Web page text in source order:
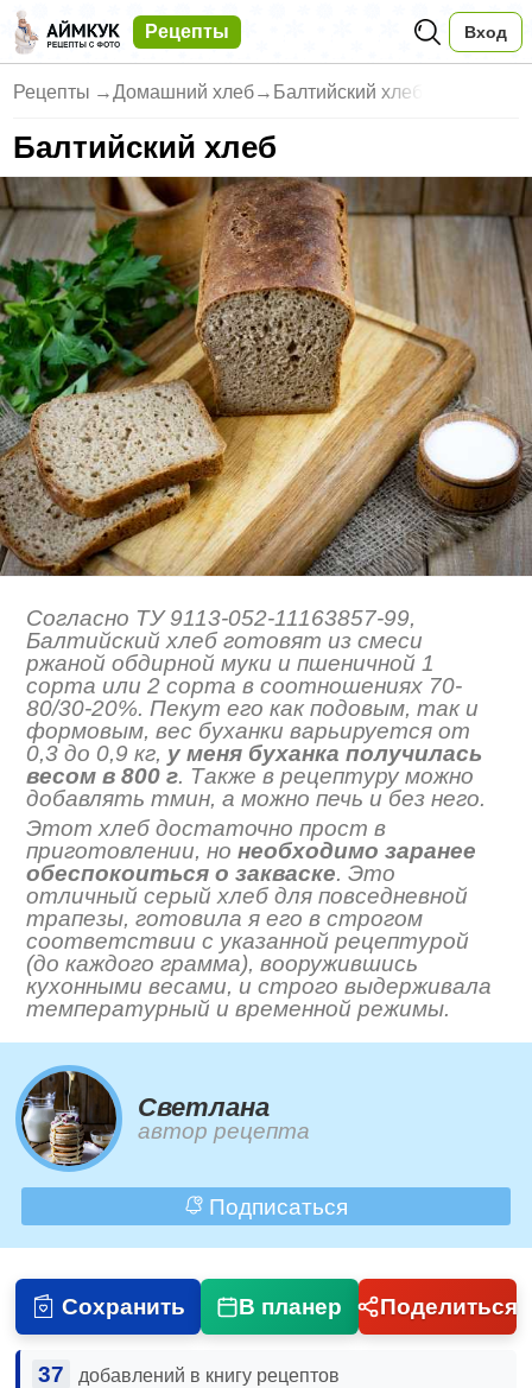
Рецепты Вход
Рецепты →Домашний хлеб→ Балтийский хлеб
Балтийский хлеб
Согласно ТУ 9113-052-11163857-99,
Балтийский хлеб готовят из смеси
ржаной обдирной муки и пшеничной 1
сорта или 2 сорта в соотношениях 70-
80/30-20%. Пекут его как подовым, так и
формовым, вес буханки варьируется от
0,3 до 0,9 кг, у меня буханка получилась
весом в 800 г. Также в рецептуру можно
добавлять тмин, а можно печь и без него.
Этот хлеб достаточно прост в
приготовлении, нонеобходимо заранее
обеспокоиться о закваске. Это
отличный серый хлеб для повседневной
трапезы, готовила я его в строгом
соответствии с указанной рецептурой
(до каждого грамма), вооружившись
кухонными весами, и строго выдерживала
температурный и временной режимы.
Светлана
автор рецепта
Подписаться
Сохранить В планер Поделиться
37 добавлений в книгу рецептов